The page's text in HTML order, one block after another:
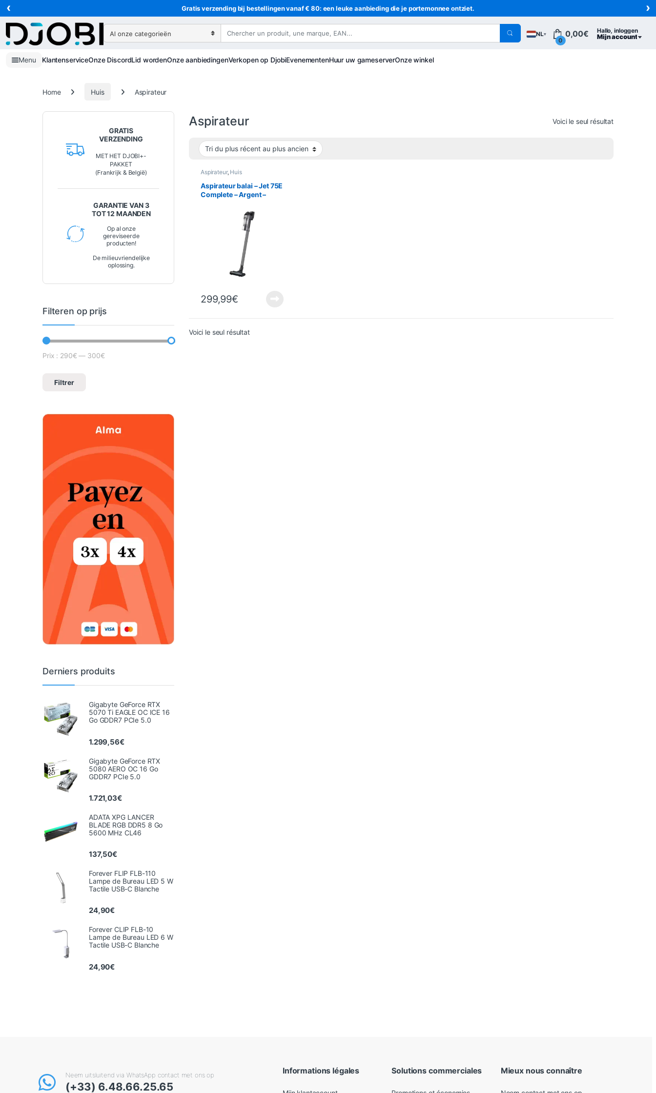
Ga naar navigatie
Ga naar de inhoud
‹ Gratis verzending bij bestellingen vanaf € 80: een leuke aanbieding die je portemonnee ontziet. ›
Zoeken naar:
NL▾ Hallo, inloggen
Mijn account
0
0,00€
Menu KlantenserviceOnze DiscordLid wordenOnze aanbiedingenVerkopen op DjobiEvenementenHuur uw gameserverOnze winkel
Home Huis Aspirateur
Aspirateur Voici le seul résultat
Aspirateur, Huis
Aspirateur balai – Jet 75E
Complete – Argent –
299,99€
Voici le seul résultat
GRATIS
VERZENDING
MET HET DJOBI+-
PAKKET
(Frankrijk & België)
GARANTIE VAN 3
TOT 12 MAANDEN
Op al onze
gereviseerde
producten!
De milieuvriendelijke
oplossing.
Filteren op prijs
Minimale prijs
Prix max
Filtrer
Prix : 290€ — 300€
Derniers produits
Gigabyte GeForce RTX
5070 Ti EAGLE OC ICE 16
Go GDDR7 PCIe 5.0
1.299,56€
Gigabyte GeForce RTX
5080 AERO OC 16 Go
GDDR7 PCIe 5.0
1.721,03€
ADATA XPG LANCER
BLADE RGB DDR5 8 Go
5600 MHz CL46
137,50€
Forever FLIP FLB-110
Lampe de Bureau LED 5 W
Tactile USB-C Blanche
24,90€
Forever CLIP FLB-10
Lampe de Bureau LED 6 W
Tactile USB-C Blanche
24,90€
Neem uitsluitend via WhatsApp contact met ons op
(+33) 6.48.66.25.65
Informations légales Solutions commerciales Mieux nous connaître